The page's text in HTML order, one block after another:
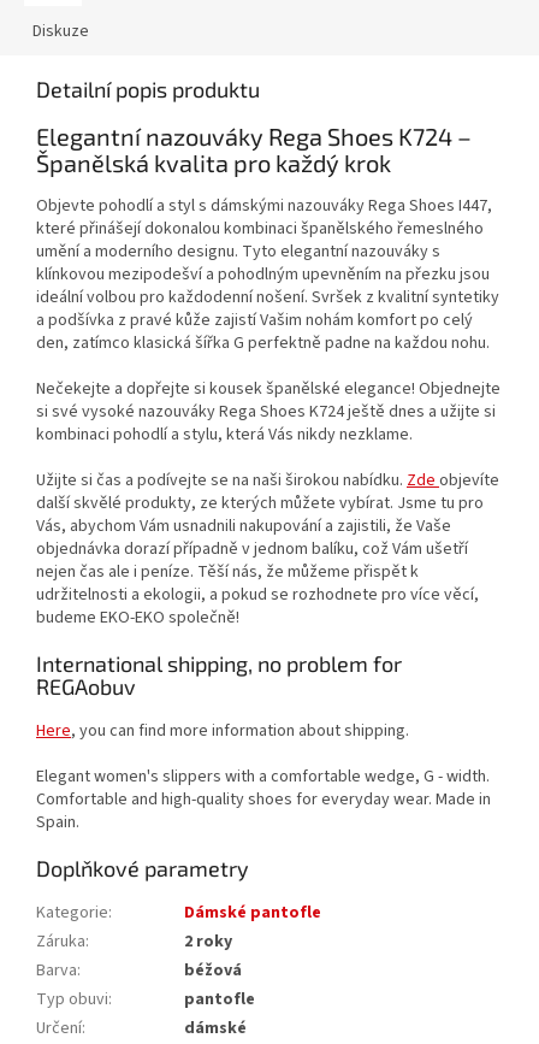
Diskuze
Detailní popis produktu
Elegantní nazouváky Rega Shoes K724 –
Španělská kvalita pro každý krok
Objevte pohodlí a styl s dámskými nazouváky Rega Shoes I447,
které přinášejí dokonalou kombinaci španělského řemeslného
umění a moderního designu. Tyto elegantní nazouváky s
klínkovou mezipodešví a pohodlným upevněním na přezku jsou
ideální volbou pro každodenní nošení. Svršek z kvalitní syntetiky
a podšívka z pravé kůže zajistí Vašim nohám komfort po celý
den, zatímco klasická šířka G perfektně padne na každou nohu.
Nečekejte a dopřejte si kousek španělské elegance! Objednejte
si své vysoké nazouváky Rega Shoes K724 ještě dnes a užijte si
kombinaci pohodlí a stylu, která Vás nikdy nezklame.
Užijte si čas a podívejte se na naši širokou nabídku. Zdeobjevíte
další skvělé produkty, ze kterých můžete vybírat. Jsme tu pro
Vás, abychom Vám usnadnili nakupování a zajistili, že Vaše
objednávka dorazí případně v jednom balíku, což Vám ušetří
nejen čas ale i peníze. Těší nás, že můžeme přispět k
udržitelnosti a ekologii, a pokud se rozhodnete pro více věcí,
budeme EKO-EKO společně!
International shipping, no problem for
REGAobuv
Here, you can find more information about shipping.
Elegant women's slippers with a comfortable wedge, G - width.
Comfortable and high-quality shoes for everyday wear. Made in
Spain.
Doplňkové parametry
Kategorie:
Dámské pantofle
Záruka:
2 roky
Barva:
béžová
Typ obuvi:
pantofle
Určení:
dámské